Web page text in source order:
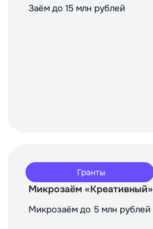
Заём до 15 млн рублей
Гранты
Микрозаём «Креативный»
Микрозаём до 5 млн рублей